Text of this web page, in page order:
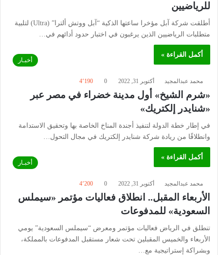
للرياضيين
أطلقت شركة آبل مؤخرا ساعتها الذكية “آبل ووتش ألترا” (Ultra) لتلبية
متطلبات الرياضيين الذين يرغبون في اختبار حدود أدائهم في…
أكمل القراءة »
أخبـار
محمد عبدالمجيد أكتوبر 31, 2022 0 4٬190
«شرم الشيخ» أول مدينة خضراء في مصر عبر
«شنايدر إلكتريك»
في إطار خطة الدولة لتنفيذ أجندة المناخ الخاصة بها وتحقيق الاستدامة
وانطلاقًا من ريادة شركة شنايدر إلكتريك في مجال التحول…
أكمل القراءة »
أخبـار
محمد عبدالمجيد أكتوبر 31, 2022 0 4٬200
الأربعاء المقبل.. انطلاق فعاليات مؤتمر «سيملس
السعودية» للمدفوعات
تنطلق في الرياض فعاليات مؤتمر ومعرض “سيملس السعودية” يومي
الأربعاء والخميس المقبلين تحت شعار مستقبل المدفوعات بالمملكة،
وبشراكة إستراتيجية مع…